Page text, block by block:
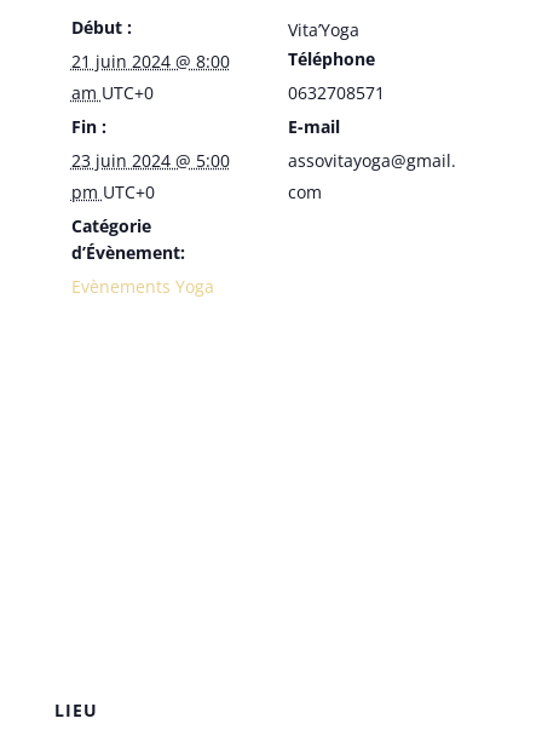
Début :
21 juin 2024 @ 8:00
am UTC+0
Fin :
23 juin 2024 @ 5:00
pm UTC+0
Catégorie
d’Évènement:
Evènements Yoga
Vita’Yoga
Téléphone
0632708571
E-mail
assovitayoga@gmail.
com
LIEU